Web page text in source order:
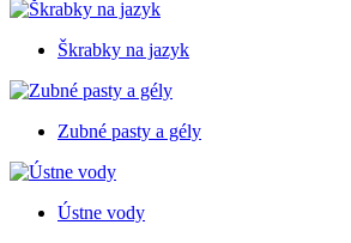
Škrabky na jazyk
Zubné pasty a gély
Ústne vody